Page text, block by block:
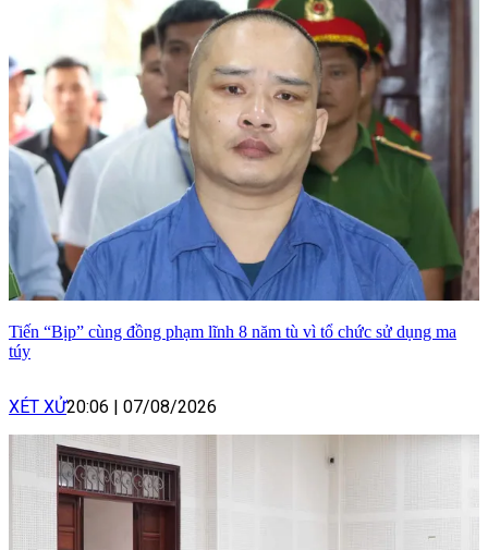
Tiến “Bịp” cùng đồng phạm lĩnh 8 năm tù vì tổ chức sử dụng ma
túy
XÉT XỬ20:06 07/08/2026